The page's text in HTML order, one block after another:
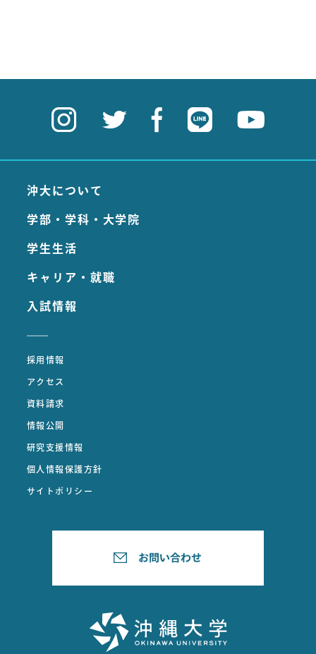
沖大について
学部・学科・大学院
学生生活
キャリア・就職
入試情報
採用情報
アクセス
資料請求
情報公開
研究支援情報
個人情報保護方針
サイトポリシー